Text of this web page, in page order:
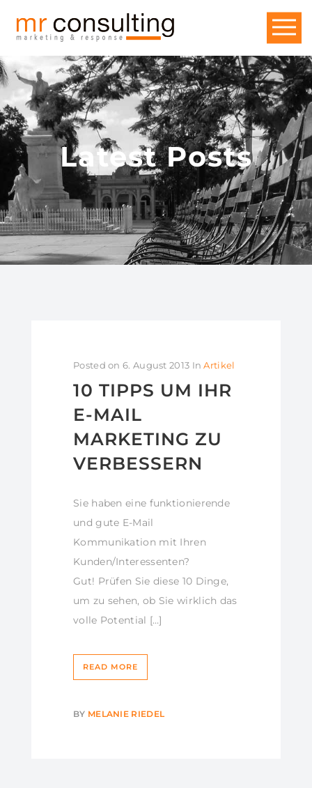
Latest Posts
Posted on 6. August 2013 InArtikel
10 TIPPS UM IHR
E-MAIL
MARKETING ZU
VERBESSERN
Sie haben eine funktionierende
und gute E-Mail
Kommunikation mit Ihren
Kunden/Interessenten?
Gut! Prüfen Sie diese 10 Dinge,
um zu sehen, ob Sie wirklich das
volle Potential […]
READ MORE
BY MELANIE RIEDEL